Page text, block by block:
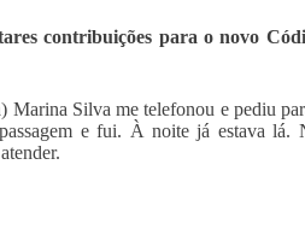
contribuições para o novo
Marina Silva me telefonou e pediu
e fui. À noite já estava lá.